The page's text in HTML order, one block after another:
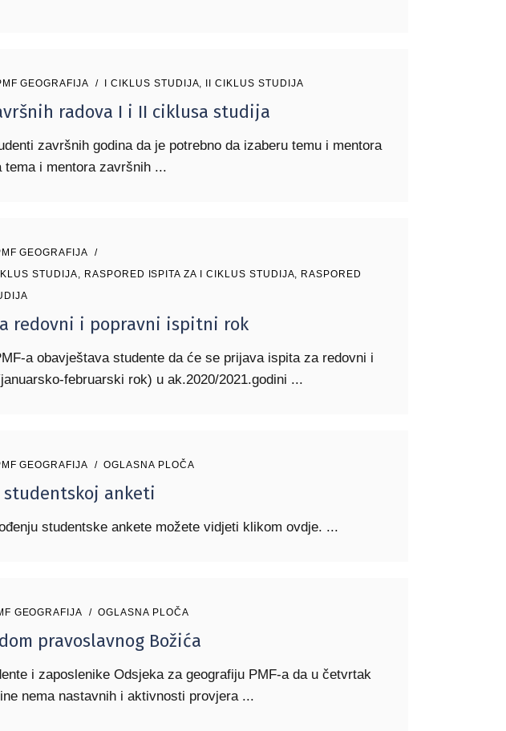
GEOGRAFIJA I CIKLUS STUDIJA, II CIKLUS STUDIJA
radova I i II ciklusa studija
završnih godina da je potrebno da izaberu temu i mentora
tema i mentora završnih
GEOGRAFIJA
STUDIJA, RASPORED ISPITA ZA I CIKLUS STUDIJA, RASPORED
redovni i popravni ispitni rok
a obavještava studente da će se prijava ispita za redovni i
februarski rok) u ak.2020/2021.godini
GEOGRAFIJA OGLASNA PLOČA
studentskoj anketi
studentske ankete možete vidjeti klikom ovdje.
GEOGRAFIJA OGLASNA PLOČA
pravoslavnog Božića
i zaposlenike Odsjeka za geografiju PMF-a da u četvrtak
nema nastavnih i aktivnosti provjera